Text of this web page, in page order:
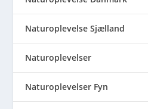
Naturoplevelse Sjælland
Naturoplevelser
Naturoplevelser Fyn